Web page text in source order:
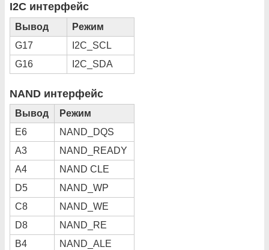
I2C интерфейс
Вывод
Режим
G17
I2C_SCL
G16
I2C_SDA
NAND интерфейс
Вывод
Режим
E6
NAND_DQS
A3
NAND_READY
A4
NAND CLE
D5
NAND_WP
C8
NAND_WE
D8
NAND_RE
B4
NAND_ALE